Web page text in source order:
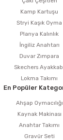
Kamp Kartuşu
Stryi Kaşık Oyma
Planya Kalınlık
İngiliz Anahtarı
Duvar Zımpara
Skechers
Lokma Takımı
En Popüler
Ahşap Oymacılığı
Kaynak Makinası
Anahtar Takımı
Gravür Seti